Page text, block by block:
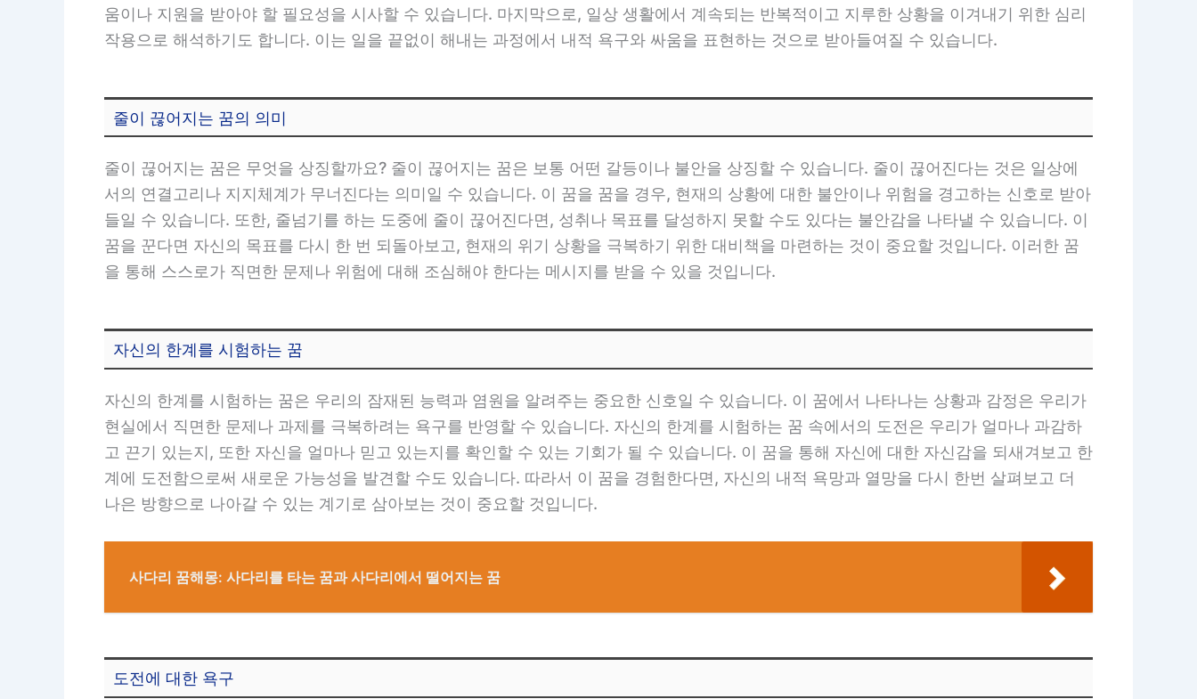
움이나 지원을 받아야 할 필요성을 시사할 수 있습니다. 마지막으로, 일상 생활에서 계속되는 반복적이고 지루한 상황을 이겨내기 위한 심리
작용으로 해석하기도 합니다. 이는 일을 끝없이 해내는 과정에서 내적 욕구와 싸움을 표현하는 것으로 받아들여질 수 있습니다.
줄이 끊어지는 꿈의 의미
줄이 끊어지는 꿈은 무엇을 상징할까요? 줄이 끊어지는 꿈은 보통 어떤 갈등이나 불안을 상징할 수 있습니다. 줄이 끊어진다는 것은 일상에
서의 연결고리나 지지체계가 무너진다는 의미일 수 있습니다. 이 꿈을 꿈을 경우, 현재의 상황에 대한 불안이나 위험을 경고하는 신호로 받아
들일 수 있습니다. 또한, 줄넘기를 하는 도중에 줄이 끊어진다면, 성취나 목표를 달성하지 못할 수도 있다는 불안감을 나타낼 수 있습니다. 이
꿈을 꾼다면 자신의 목표를 다시 한 번 되돌아보고, 현재의 위기 상황을 극복하기 위한 대비책을 마련하는 것이 중요할 것입니다. 이러한 꿈
을 통해 스스로가 직면한 문제나 위험에 대해 조심해야 한다는 메시지를 받을 수 있을 것입니다.
자신의 한계를 시험하는 꿈
자신의 한계를 시험하는 꿈은 우리의 잠재된 능력과 염원을 알려주는 중요한 신호일 수 있습니다. 이 꿈에서 나타나는 상황과 감정은 우리가
현실에서 직면한 문제나 과제를 극복하려는 욕구를 반영할 수 있습니다. 자신의 한계를 시험하는 꿈 속에서의 도전은 우리가 얼마나 과감하
고 끈기 있는지, 또한 자신을 얼마나 믿고 있는지를 확인할 수 있는 기회가 될 수 있습니다. 이 꿈을 통해 자신에 대한 자신감을 되새겨보고 한
계에 도전함으로써 새로운 가능성을 발견할 수도 있습니다. 따라서 이 꿈을 경험한다면, 자신의 내적 욕망과 열망을 다시 한번 살펴보고 더
나은 방향으로 나아갈 수 있는 계기로 삼아보는 것이 중요할 것입니다.
사다리 꿈해몽: 사다리를 타는 꿈과 사다리에서 떨어지는 꿈
도전에 대한 욕구